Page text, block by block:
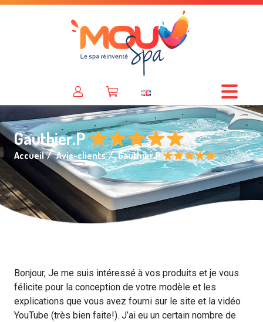
Gauthier.P
Accueil Avis-clients Gauthier.P
Bonjour, Je me suis intéressé à vos produits et je vous
félicite pour la conception de votre modèle et les
explications que vous avez fourni sur le site et la vidéo
YouTube (très bien faite!). J’ai eu un certain nombre de